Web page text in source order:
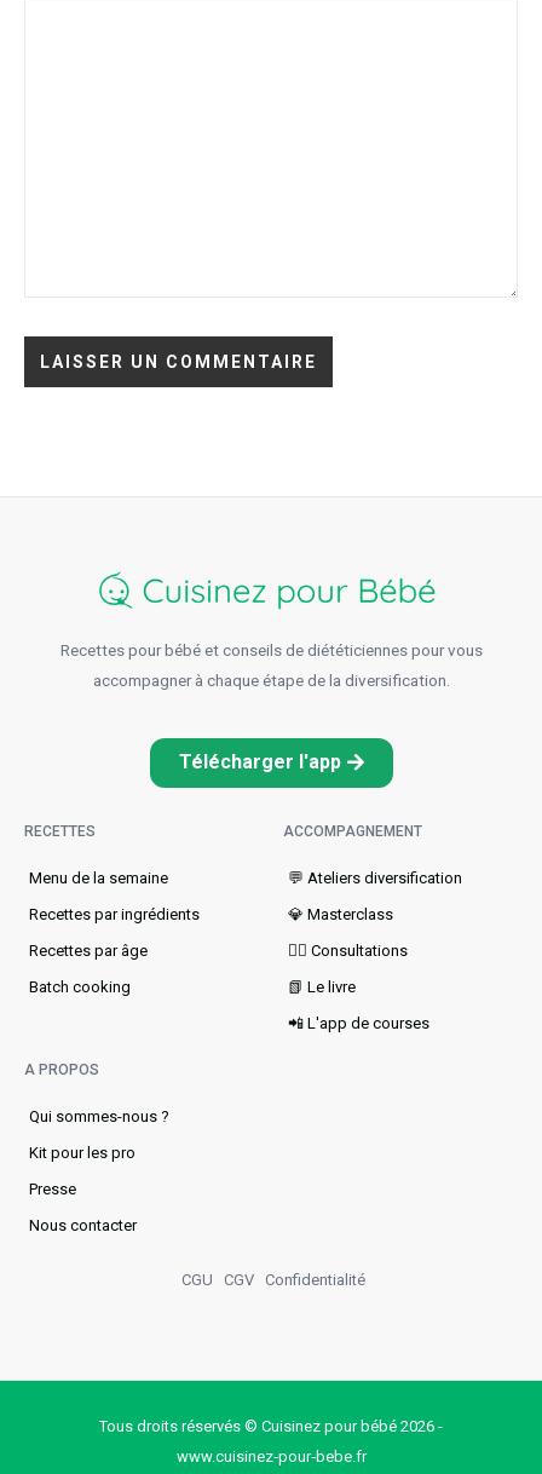
Recettes pour bébé et conseils de diététiciennes pour vous
accompagner à chaque étape de la diversification.
Télécharger l'app
RECETTES
Menu de la semaine​
Recettes par ingrédients
Recettes par âge
Batch cooking
ACCOMPAGNEMENT
💬 Ateliers diversification
💎 Masterclass
👩‍⚕️ Consultations
📗 Le livre
📲 L'app de courses
A PROPOS
Qui sommes-nous ?
Kit pour les pro
Presse
Nous contacter
CGU CGV Confidentialité
Tous droits réservés © Cuisinez pour bébé 2026 -
www.cuisinez‑pour‑bebe.fr